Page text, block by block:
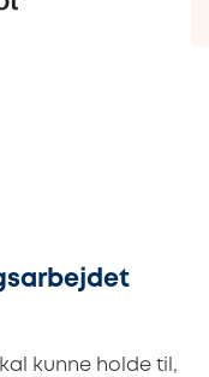
kunne holde til,